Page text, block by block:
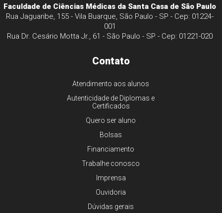
Faculdade de Ciências Médicas da Santa Casa de São Paulo
Rua Jaguaribe, 155 - Vila Buarque, São Paulo - SP - Cep: 01224-
001
Rua Dr. Cesário Motta Jr., 61 - São Paulo - SP - Cep: 01221-020
Contato
Atendimento aos alunos
Autenticidade de Diplomas e
Certificados
Quero ser aluno
Bolsas
Financiamento
Trabalhe conosco
Imprensa
Ouvidoria
Dúvidas gerais